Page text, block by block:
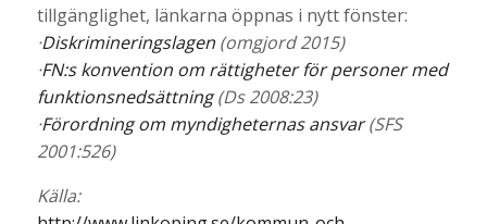
tillgänglighet, länkarna öppnas i nytt fönster:
·Diskrimineringslagen(omgjord 2015)
·FN:s konvention om rättigheter för personer med
funktionsnedsättning(Ds 2008:23)
·Förordning om myndigheternas ansvar(SFS
2001:526)
Källa: